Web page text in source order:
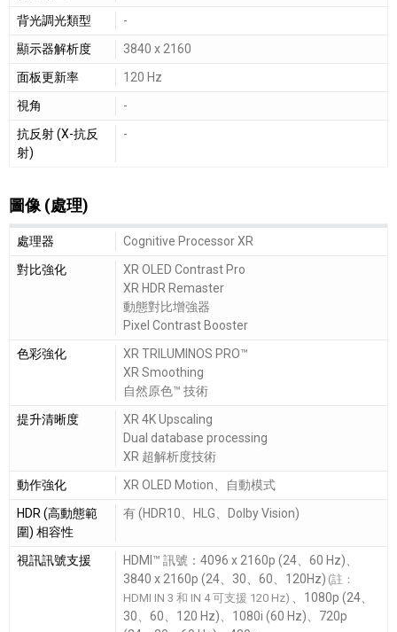
背光調光類型
-
顯示器解析度
3840 x 2160
面板更新率
120 Hz
視角
-
抗反射 (X-抗反
射)
-
圖像 (處理)
圖像 (處理)細節敘述
處理器
Cognitive Processor XR
對比強化
XR OLED Contrast Pro
XR HDR Remaster
動態對比增強器
Pixel Contrast Booster
色彩強化
XR TRILUMINOS PRO™
XR Smoothing
自然原色™ 技術
提升清晰度
XR 4K Upscaling
Dual database processing
XR 超解析度技術
動作強化
XR OLED Motion、自動模式
HDR (高動態範
圍) 相容性
有 (HDR10、HLG、Dolby Vision)
視訊訊號支援
HDMI™ 訊號：4096 x 2160p (24、60 Hz)、
3840 x 2160p (24、30、60、120Hz) (註：
HDMI IN 3 和 IN 4 可支援 120 Hz)
、1080p (24、
30、60、120 Hz)、1080i (60 Hz)、720p